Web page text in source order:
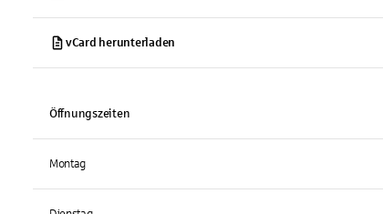
vCard herunterladen
Öffnungszeiten
Montag